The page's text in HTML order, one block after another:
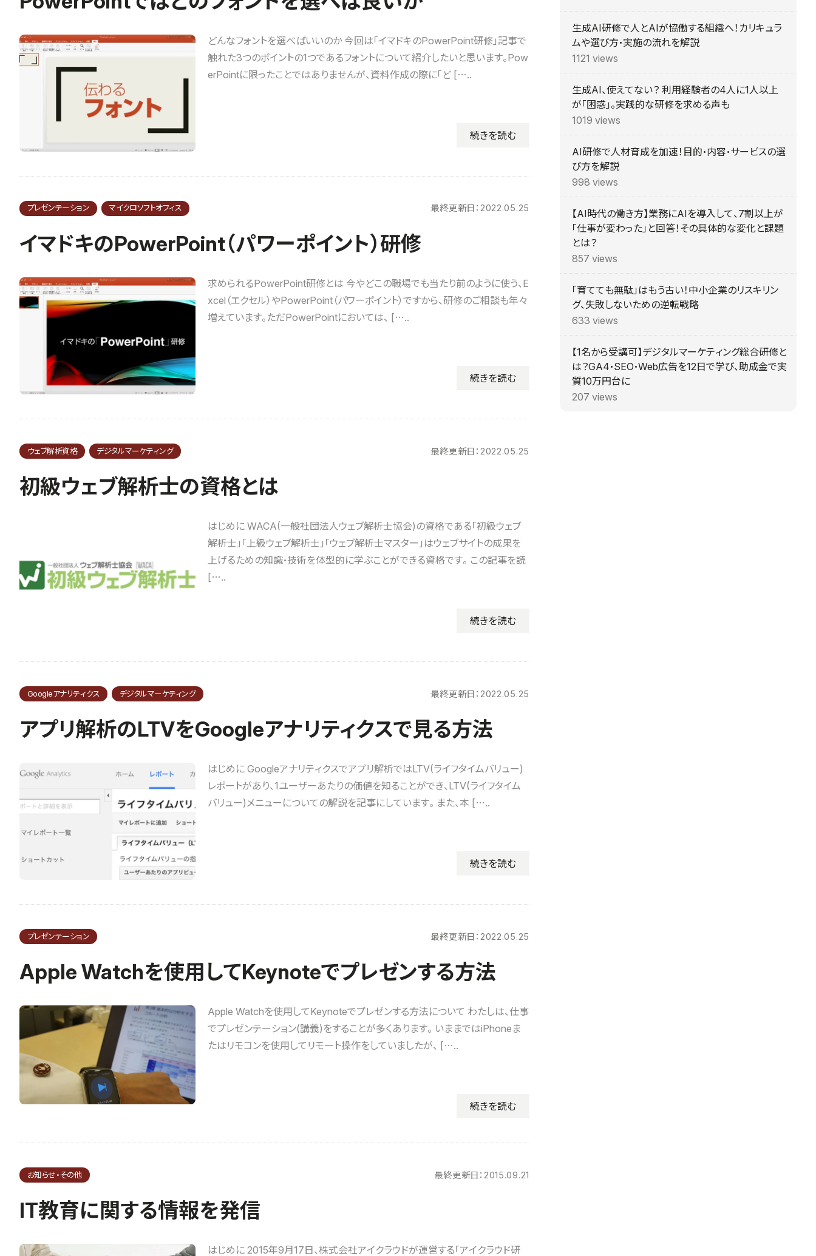
どんなフォントを選べばいいのか 今回は「イマドキのPowerPoint研修」記事で
触れた3つのポイントの1つであるフォントについて紹介したいと思います。Pow
erPointに限ったことではありませんが、資料作成の際に「ど […..
続きを読む
プレゼンテーション マイクロソフトオフィス 最終更新日： 2022.05.25
イマドキのPowerPoint（パワーポイント）研修
求められるPowerPoint研修とは 今やどこの職場でも当たり前のように使う、E
xcel（エクセル）やPowerPoint（パワーポイント）ですから、研修のご相談も年々
増えています。ただPowerPointにおいては、 […..
続きを読む
ウェブ解析資格 デジタルマーケティング 最終更新日： 2022.05.25
初級ウェブ解析士の資格とは
はじめに WACA(一般社団法人ウェブ解析士協会)の資格である「初級ウェブ
解析士」「上級ウェブ解析士」「ウェブ解析士マスター」はウェブサイトの成果を
上げるための知識・技術を体型的に学ぶことができる資格です。 この記事を読
[…..
続きを読む
Googleアナリティクス デジタルマーケティング 最終更新日： 2022.05.25
アプリ解析のLTVをGoogleアナリティクスで見る方法
はじめに Googleアナリティクスでアプリ解析ではLTV(ライフタイムバリュー)
レポートがあり、1ユーザーあたりの価値を知ることができ、LTV(ライフタイム
バリュー)メニューについての解説を記事にしています。 また、本 […..
続きを読む
プレゼンテーション 最終更新日： 2022.05.25
Apple Watchを使用してKeynoteでプレゼンする方法
Apple Watchを使用してKeynoteでプレゼンする方法について わたしは、仕事
でプレゼンテーション(講義)をすることが多くあります。 いままではiPhoneま
たはリモコンを使用してリモート操作をしていましたが、 […..
続きを読む
お知らせ・その他 最終更新日： 2015.09.21
IT教育に関する情報を発信
はじめに 2015年9月17日、株式会社アイクラウドが運営する「アイクラウド研
生成AI研修で人とAIが協働する組織へ！カリキュラ
ムや選び方・実施の流れを解説
1121 views
生成AI、使えてない？ 利用経験者の4人に1人以上
が「困惑」。実践的な研修を求める声も
1019 views
AI研修で人材育成を加速！目的・内容・サービスの選
び方を解説
998 views
【AI時代の働き方】業務にAIを導入して、7割以上が
「仕事が変わった」と回答！その具体的な変化と課題
とは？
857 views
「育てても無駄」はもう古い！中小企業のリスキリン
グ、失敗しないための逆転戦略
633 views
【1名から受講可】デジタルマーケティング総合研修と
は？GA4・SEO・Web広告を12日で学び、助成金で実
質10万円台に
207 views